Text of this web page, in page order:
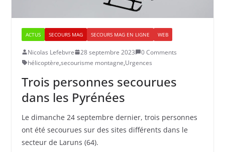
ACTUS SECOURS MAG SECOURS MAG EN LIGNE WEB
Nicolas Lefebvre 28 septembre 2023
0 Comments
hélicoptère,secourisme montagne,Urgences
Trois personnes secourues
dans les Pyrénées
Le dimanche 24 septembre dernier, trois personnes
ont été secourues sur des sites différents dans le
secteur de Laruns (64).